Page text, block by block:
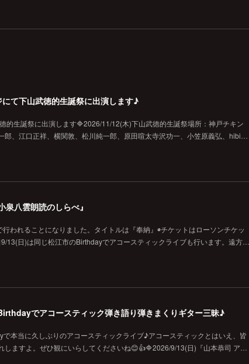
て下山武徳的生誕祭に出演します♪
的生誕祭に出演します🔷2026/11/12(木)下山武徳的生誕祭場所：神戸チキン
郎、江口正祥、横関敦、松川純一郎、原田喧太寺沢功一、小笠原義弘、hibi…
八雲朗読のしらべ』
われることになりました。タイトルは『奉納』◉チケットはローソンチケッ
13(日)は同じ松江市のBirthdayでアコースティックライブも行います。遠方…
でアコースティック弾き語り弾きまくりギター三昧♪
本当に久しぶりのアコースティックライブ♪アコースティックとはいえ、皆
しますよ。ぜひ観にいらしてくださいね😊👍🔷2026/9/13(日)『山本恭司 ア…